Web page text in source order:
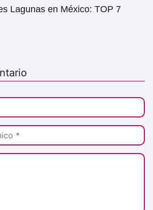
Lagunas en México: TOP 7